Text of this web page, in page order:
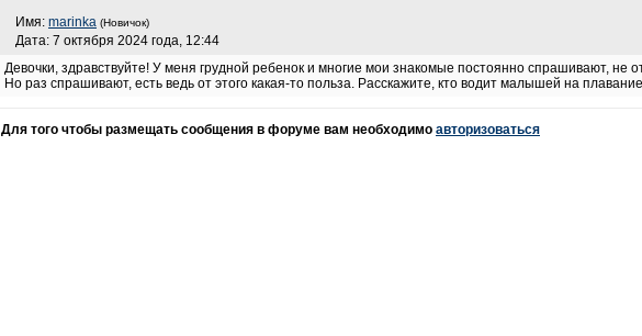
Имя: marinka (Новичок)
Дата: 7 октября 2024 года, 12:44
Девочки, здравствуйте! У меня грудной ребенок и многие мои знакомые постоянно спрашивают,
Но раз спрашивают, есть ведь от этого какая-то польза. Расскажите, кто водит малышей на
Для того чтобы размещать сообщения в форуме вам необходимо авторизоваться